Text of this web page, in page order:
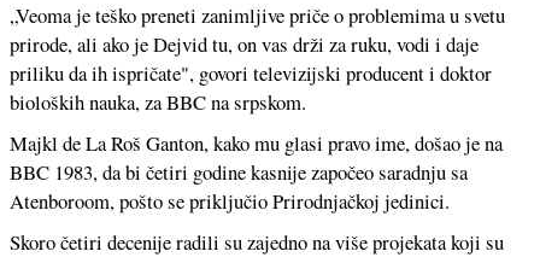
„Veoma je teško preneti zanimljive priče o problemima u svetu
prirode, ali ako je Dejvid tu, on vas drži za ruku, vodi i daje
priliku da ih ispričate", govori televizijski producent i doktor
bioloških nauka, za BBC na srpskom.
Majkl de La Roš Ganton, kako mu glasi pravo ime, došao je na
BBC 1983, da bi četiri godine kasnije započeo saradnju sa
Atenboroom, pošto se priključio Prirodnjačkoj jedinici.
Skoro četiri decenije radili su zajedno na više projekata koji su